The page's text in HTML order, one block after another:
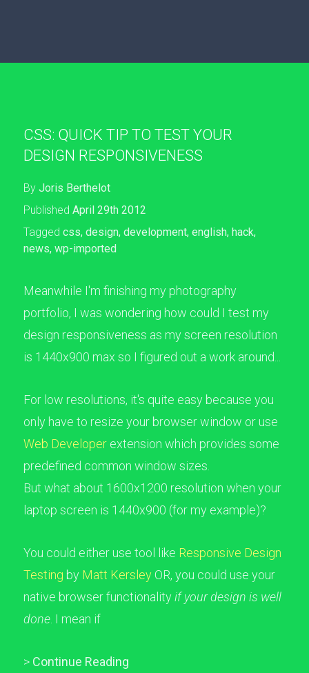
CSS: QUICK TIP TO TEST YOUR
DESIGN RESPONSIVENESS
By Joris Berthelot
Published April 29th 2012
Tagged css, design, development, english, hack,
news, wp-imported
Meanwhile I'm finishing my photography
portfolio, I was wondering how could I test my
design responsiveness as my screen resolution
is 1440x900 max so I figured out a work around...
For low resolutions, it's quite easy because you
only have to resize your browser window or use
Web Developerextension which provides some
predefined common window sizes.
But what about 1600x1200 resolution when your
laptop screen is 1440x900 (for my example)?
You could either use tool like Responsive Design
Testing by Matt KersleyOR, you could use your
native browser functionalityif your design is well
done. I mean if
> Continue Reading